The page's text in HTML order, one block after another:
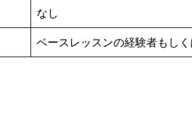
なし
ベースレッスンの経験者もし